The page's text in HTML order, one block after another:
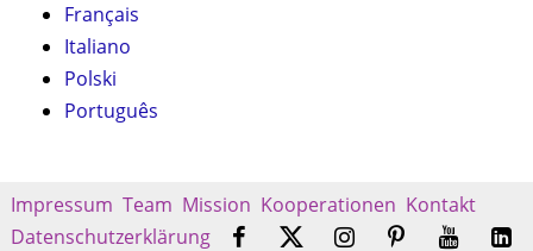
Français
Italiano
Polski
Português
Impressum Team Mission Kooperationen Kontakt
Datenschutzerklärung